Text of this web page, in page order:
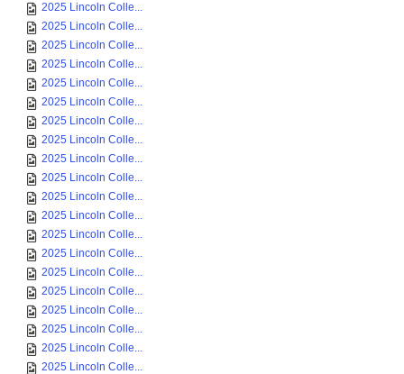
2025 Lincoln Colle...
2025 Lincoln Colle...
2025 Lincoln Colle...
2025 Lincoln Colle...
2025 Lincoln Colle...
2025 Lincoln Colle...
2025 Lincoln Colle...
2025 Lincoln Colle...
2025 Lincoln Colle...
2025 Lincoln Colle...
2025 Lincoln Colle...
2025 Lincoln Colle...
2025 Lincoln Colle...
2025 Lincoln Colle...
2025 Lincoln Colle...
2025 Lincoln Colle...
2025 Lincoln Colle...
2025 Lincoln Colle...
2025 Lincoln Colle...
2025 Lincoln Colle...